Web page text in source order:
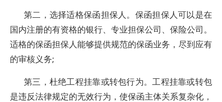
第二，选择适格保函担保人。保函担保人可以是在
国内注册的有资格的银行、专业担保公司、保险公司。
适格的保函担保人能够提供规范的保函业务，尽到应有
的审核义务;
第三，杜绝工程挂靠或转包行为。工程挂靠或转包
是违反法律规定的无效行为，使保函主体关系复杂化，